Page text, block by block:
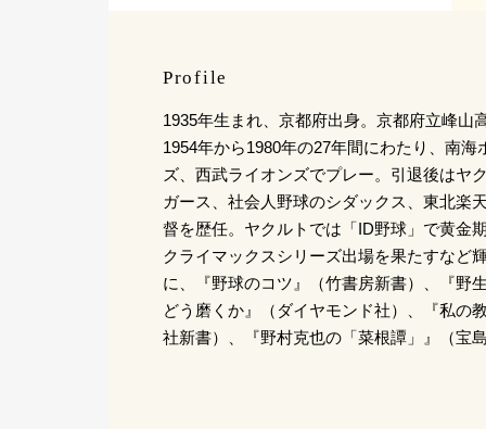
Profile
1935年生まれ、京都府出身。京都府立峰山
1954年から1980年の27年間にわたり、南
ズ、西武ライオンズでプレー。引退後はヤ
ガース、社会人野球のシダックス、東北楽
督を歴任。ヤクルトでは「ID野球」で黄金
クライマックスシリーズ出場を果たすなど
に、『野球のコツ』（竹書房新書）、『野
どう磨くか』（ダイヤモンド社）、『私の
社新書）、『野村克也の「菜根譚」』（宝